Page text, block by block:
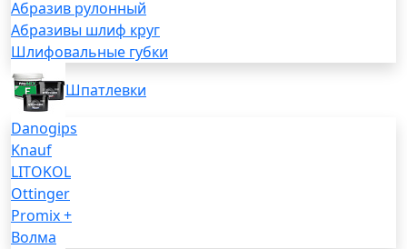
Абразив рулонный
Абразивы шлиф круг
Шлифовальные губки
Шпатлевки
Danogips
Knauf
LITOKOL
Ottinger
Promix +
Волма